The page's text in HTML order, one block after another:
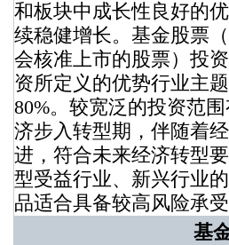
和板块中成长性良好的
续稳健增长。基金股票
会核准上市的股票）投
资所定义的优势行业主
80%。较宽泛的投资范
济步入转型期，伴随着
进，符合未来经济转型
型受益行业、新兴行业
品适合具备较高风险承受
基